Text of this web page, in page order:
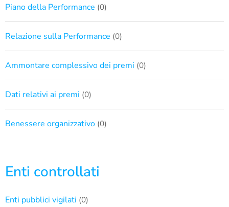
Piano della Performance (0)
Relazione sulla Performance (0)
Ammontare complessivo dei premi (0)
Dati relativi ai premi (0)
Benessere organizzativo (0)
Enti controllati
Enti pubblici vigilati (0)